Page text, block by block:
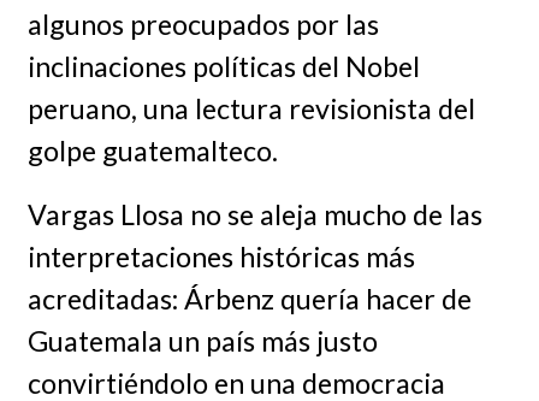
algunos preocupados por las
inclinaciones políticas del Nobel
peruano, una lectura revisionista del
golpe guatemalteco.
Vargas Llosa no se aleja mucho de las
interpretaciones históricas más
acreditadas: Árbenz quería hacer de
Guatemala un país más justo
convirtiéndolo en una democracia